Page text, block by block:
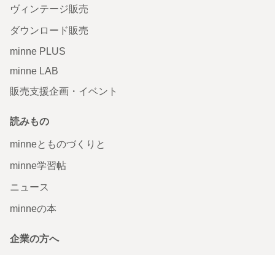
ヴィンテージ販売
ダウンロード販売
minne PLUS
minne LAB
販売支援企画・イベント
読みもの
minneとものづくりと
minne学習帖
ニュース
minneの本
企業の方へ